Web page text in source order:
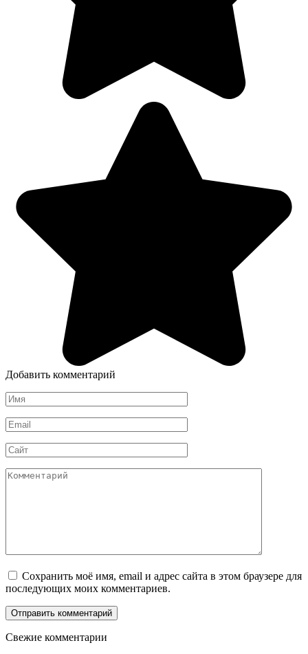
Добавить комментарий
Имя
Email
Сайт
Комментарий
Сохранить моё имя, email и адрес сайта в этом браузере для
последующих моих комментариев.
Свежие комментарии